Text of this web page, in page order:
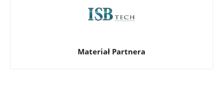
Materiał Partnera